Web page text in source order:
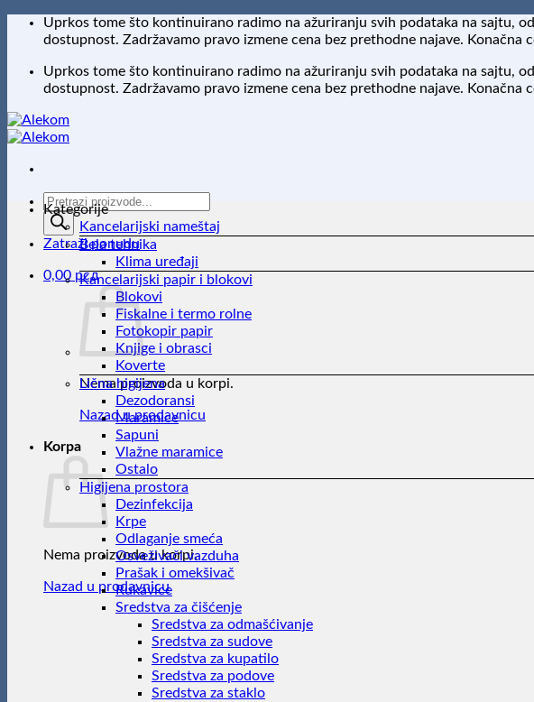
PreskočiUprkos tome što kontinuirano radimo na ažuriranju svih podataka na sajtu,
dostupnost. Zadržavamo pravo izmene cena bez prethodne najave.
Uprkos tome što kontinuirano radimo na ažuriranju svih podataka na sajtu,
dostupnost. Zadržavamo pravo izmene cena bez prethodne najave.
Products
search
Zatraži ponudu
0,00 рсд
Nema proizvoda u korpi.
Nazad u prodavnicu
Korpa
Nema proizvoda u korpi.
Nazad u prodavnicu
Kategorije
Kancelarijski nameštaj
Bela tehnika
Klima uređaji
Kancelarijski papir i blokovi
Blokovi
Fiskalne i termo rolne
Fotokopir papir
Knjige i obrasci
Koverte
Lična higijena
Dezodoransi
Maramice
Sapuni
Vlažne maramice
Ostalo
Higijena prostora
Dezinfekcija
Krpe
Odlaganje smeća
Osveživači vazduha
Prašak i omekšivač
Rukavice
Sredstva za čišćenje
Sredstva za odmašćivanje
Sredstva za sudove
Sredstva za kupatilo
Sredstva za podove
Sredstva za staklo